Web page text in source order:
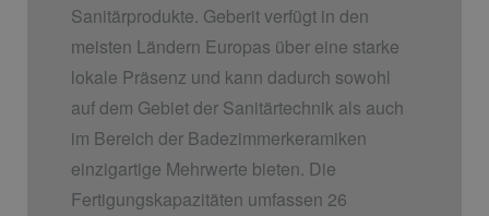
Sanitärprodukte. Geberit verfügt in den
meisten Ländern Europas über eine starke
lokale Präsenz und kann dadurch sowohl
auf dem Gebiet der Sanitärtechnik als auch
im Bereich der Badezimmerkeramiken
einzigartige Mehrwerte bieten. Die
Fertigungskapazitäten umfassen 26